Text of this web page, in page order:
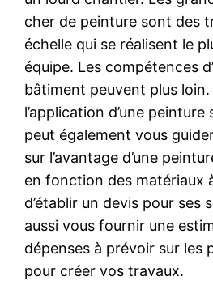
cher de peinture sont des
échelle qui se réalisent le
équipe. Les compétences
bâtiment peuvent plus
l’application d’une
peut également vous
sur l’avantage d’une
en fonction des matériaux
d’établir un devis pour ses
aussi vous fournir une
dépenses à prévoir sur les
pour créer vos travaux.